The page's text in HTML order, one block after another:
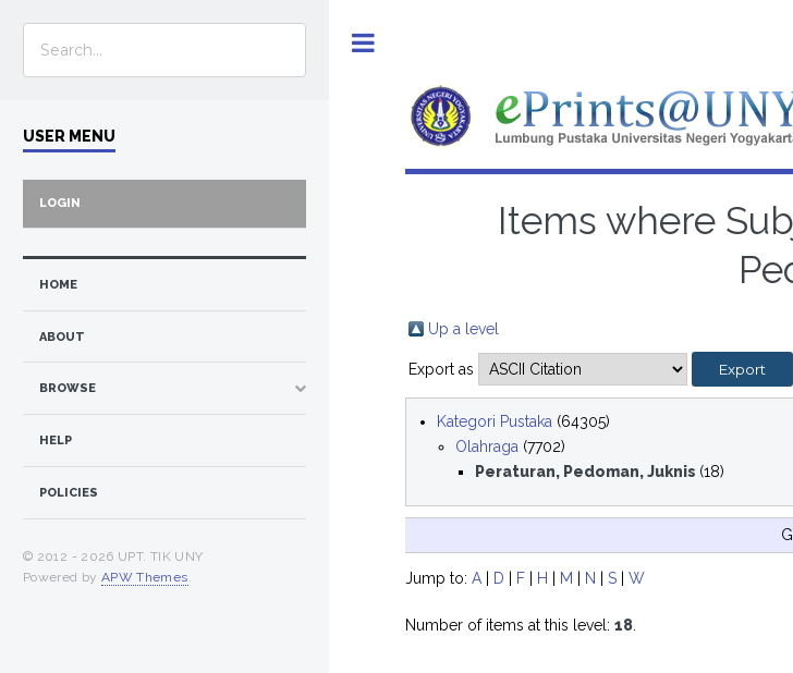
Items where
Up a level
Export as
Kategori Pustaka (64305)
Olahraga (7702)
Peraturan, Pedoman, Juknis (18)
Jump to:A D F H M N |S |W
Number of items at this level:18.
USER MENU
LOGIN
HOME
ABOUT
BROWSE
HELP
POLICIES
© 2012 - 2026 UPT. TIK UNY
Powered by APW Themes